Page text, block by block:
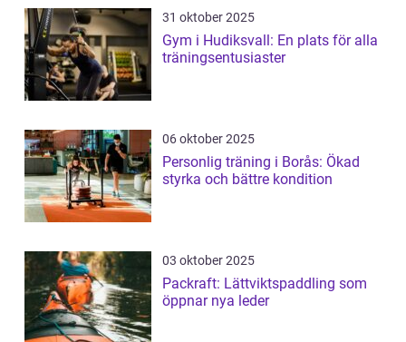
31 oktober 2025
Gym i Hudiksvall: En plats för alla
träningsentusiaster
06 oktober 2025
Personlig träning i Borås: Ökad
styrka och bättre kondition
03 oktober 2025
Packraft: Lättviktspaddling som
öppnar nya leder